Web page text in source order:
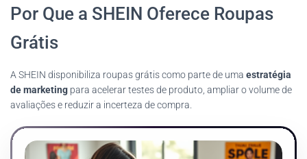
Por Que a SHEIN Oferece Roupas
Grátis
A SHEIN disponibiliza roupas grátis como parte de uma estratégia
de marketing para acelerar testes de produto, ampliar o volume de
avaliações e reduzir a incerteza de compra.